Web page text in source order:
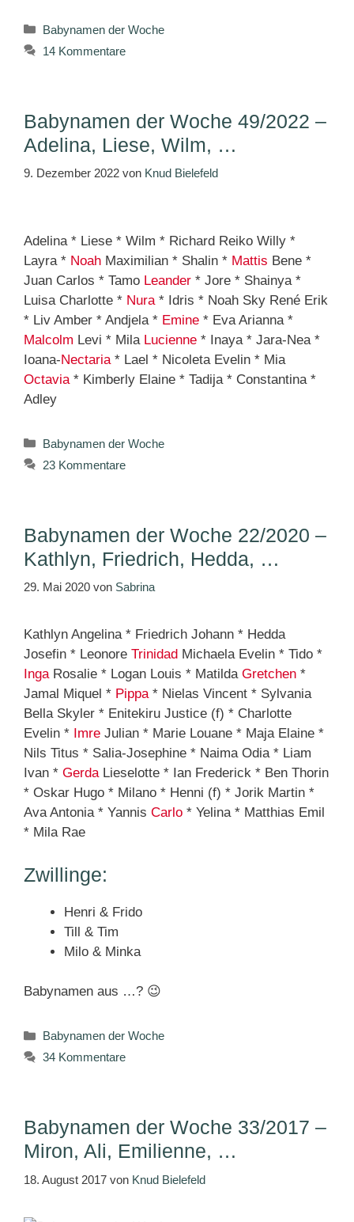
Kategorien
Babynamen der Woche
14 Kommentare
Babynamen der Woche 49/2022 –
Adelina, Liese, Wilm, …
9. Dezember 2022 von Knud Bielefeld
Adelina * Liese * Wilm * Richard Reiko Willy *
Layra * Noah Maximilian * Shalin * Mattis Bene *
Juan Carlos * Tamo Leander * Jore * Shainya *
Luisa Charlotte * Nura * Idris * Noah Sky René Erik
* Liv Amber * Andjela * Emine * Eva Arianna *
Malcolm Levi * Mila Lucienne * Inaya * Jara-Nea *
Ioana-Nectaria * Lael * Nicoleta Evelin * Mia
Octavia * Kimberly Elaine * Tadija * Constantina *
Adley
Kategorien
Babynamen der Woche
23 Kommentare
Babynamen der Woche 22/2020 –
Kathlyn, Friedrich, Hedda, …
29. Mai 2020 von Sabrina
Kathlyn Angelina * Friedrich Johann * Hedda
Josefin * Leonore Trinidad Michaela Evelin * Tido *
IngaRosalie * Logan Louis * Matilda Gretchen *
Jamal Miquel * Pippa* Nielas Vincent * Sylvania
Bella Skyler * Enitekiru Justice (f) * Charlotte
Evelin * Imre Julian * Marie Louane * Maja Elaine *
Nils Titus * Salia-Josephine * Naima Odia * Liam
Ivan * GerdaLieselotte * Ian Frederick * Ben Thorin
* Oskar Hugo * Milano * Henni (f) * Jorik Martin *
Ava Antonia * Yannis Carlo * Yelina * Matthias Emil
* Mila Rae
Zwillinge:
Henri & Frido
Till & Tim
Milo & Minka
Babynamen aus …? 😉
Kategorien
Babynamen der Woche
34 Kommentare
Babynamen der Woche 33/2017 –
Miron, Ali, Emilienne, …
18. August 2017 von Knud Bielefeld